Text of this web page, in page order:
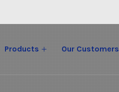
Products Our Customers